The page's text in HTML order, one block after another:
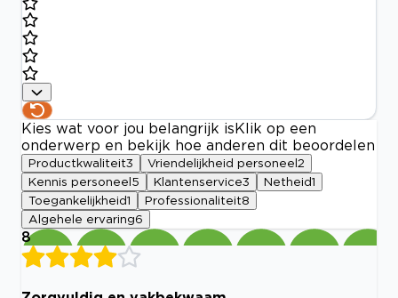
Kies wat voor jou belangrijk is Klik op een
onderwerp en bekijk hoe anderen dit beoordelen
Productkwaliteit3 Vriendelijkheid personeel 2
Kennis personeel 5 Klantenservice3 Netheid1
Toegankelijkheid1 Professionaliteit8
Algehele ervaring6
8